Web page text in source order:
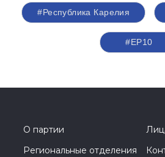
#Республика Карелия
#ЕР10
О партии
Региональные отделения